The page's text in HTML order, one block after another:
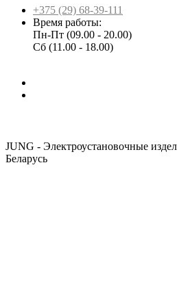
+375 (29) 68-39-111
Время работы:
Пн-Пт (09.00 - 20.00)
Сб (11.00 - 18.00)
JUNG - Электроустановочные
Беларусь